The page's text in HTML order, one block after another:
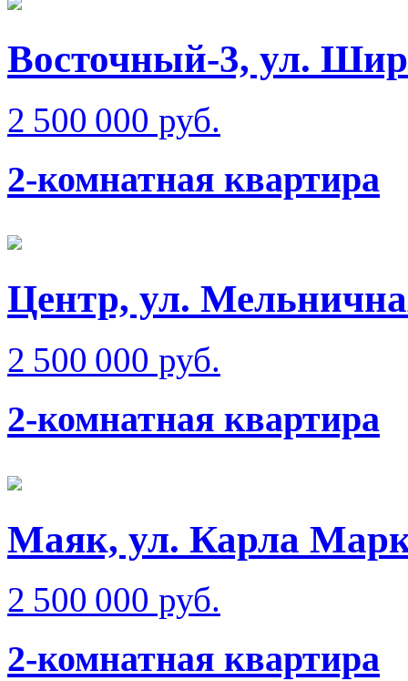
Восточный-3, ул.
2 500 000 руб.
2-комнатная квартира
Центр, ул.
2 500 000 руб.
2-комнатная квартира
Маяк, ул. Карла
2 500 000 руб.
2-комнатная квартира